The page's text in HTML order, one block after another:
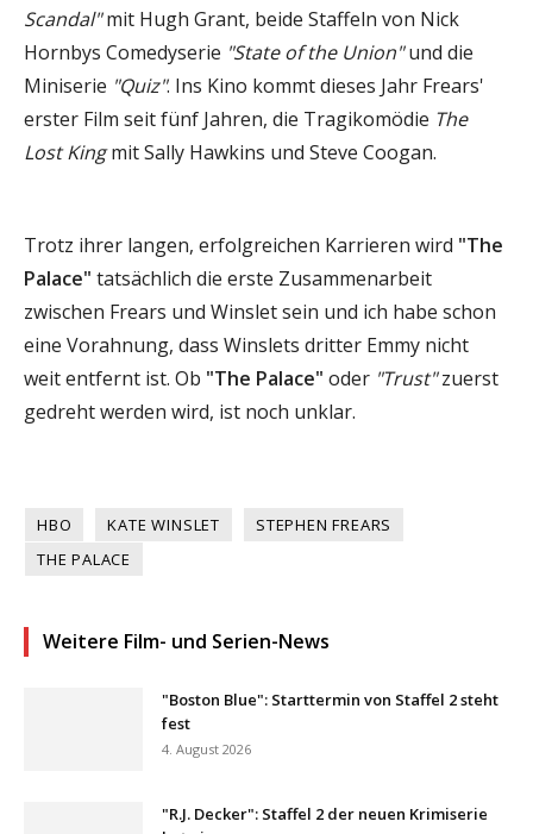
Scandal"mit Hugh Grant, beide Staffeln von Nick
Hornbys Comedyserie "State of the Union"und die
Miniserie "Quiz". Ins Kino kommt dieses Jahr Frears'
erster Film seit fünf Jahren, die Tragikomödie The
Lost Kingmit Sally Hawkins und Steve Coogan.
Trotz ihrer langen, erfolgreichen Karrieren wird "The
Palace" tatsächlich die erste Zusammenarbeit
zwischen Frears und Winslet sein und ich habe schon
eine Vorahnung, dass Winslets dritter Emmy nicht
weit entfernt ist. Ob "The Palace" oder "Trust"zuerst
gedreht werden wird, ist noch unklar.
HBO KATE WINSLET
STEPHEN FREARS
THE PALACE
Weitere Film- und Serien-News
"Boston Blue": Starttermin von Staffel 2 steht
fest
4. August 2026
"R.J. Decker": Staffel 2 der neuen Krimiserie